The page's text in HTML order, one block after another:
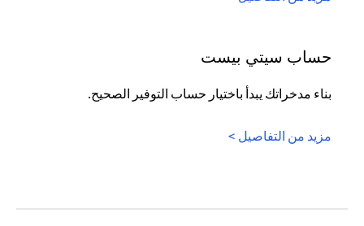
حساب سيتي بيست
بناء مدخراتك يبدأ باختيار حساب التوفير الصحيح.
مزيد من التفاصيل >